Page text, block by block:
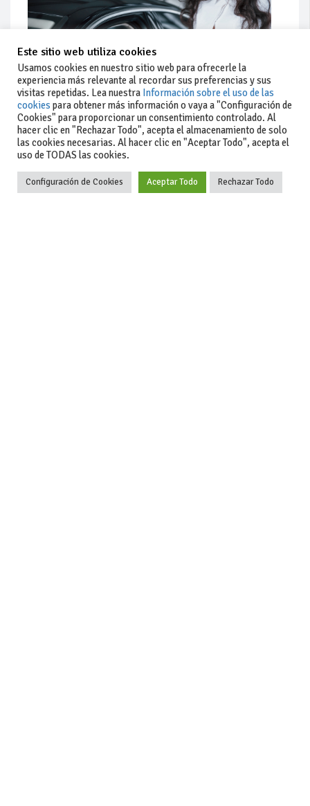
Actualidad
Coches de ocasión: guía completa para comprar seguro
Este sitio web utiliza cookies
Usamos cookies en nuestro sitio web para ofrecerle la
experiencia más relevante al recordar sus preferencias y sus
visitas repetidas. Lea nuestra Información sobre el uso de las
cookies para obtener más información o vaya a "Configuración de
Cookies" para proporcionar un consentimiento controlado. Al
hacer clic en "Rechazar Todo", acepta el almacenamiento de solo
las cookies necesarias. Al hacer clic en "Aceptar Todo", acepta el
uso de TODAS las cookies.
Configuración de Cookies Aceptar Todo Rechazar Todo